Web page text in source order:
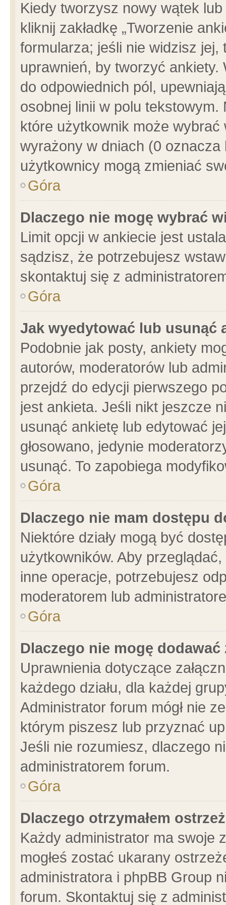
Kiedy tworzysz nowy wątek
kliknij zakładkę „Tworzenie
formularza; jeśli nie widzisz
uprawnień, by tworzyć ankiety.
do odpowiednich pól,
osobnej linii w polu
które użytkownik może
wyrażony w dniach (0
użytkownicy mogą zmieniać
Góra
Dlaczego nie mogę wybrać
Limit opcji w ankiecie jest
sądzisz, że potrzebujesz
skontaktuj się z
Góra
Jak wyedytować lub usunąć
Podobnie jak posty, ankiety
autorów, moderatorów lub
przejdź do edycji pierwszego
jest ankieta. Jeśli nikt jeszcze
usunąć ankietę lub edytować
głosowano, jedynie
usunąć. To zapobiega
Góra
Dlaczego nie mam dostępu
Niektóre działy mogą być
użytkowników. Aby
inne operacje, potrzebujesz
moderatorem lub
Góra
Dlaczego nie mogę dodawać
Uprawnienia dotyczące
każdego działu, dla każdej
Administrator forum mógł nie
którym piszesz lub przyznać
Jeśli nie rozumiesz, dlaczego
administratorem forum.
Góra
Dlaczego otrzymałem
Każdy administrator ma swoje
mogłeś zostać ukarany
administratora i phpBB Group
forum. Skontaktuj się z